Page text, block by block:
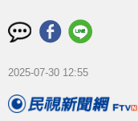
2025-07-30 12:55